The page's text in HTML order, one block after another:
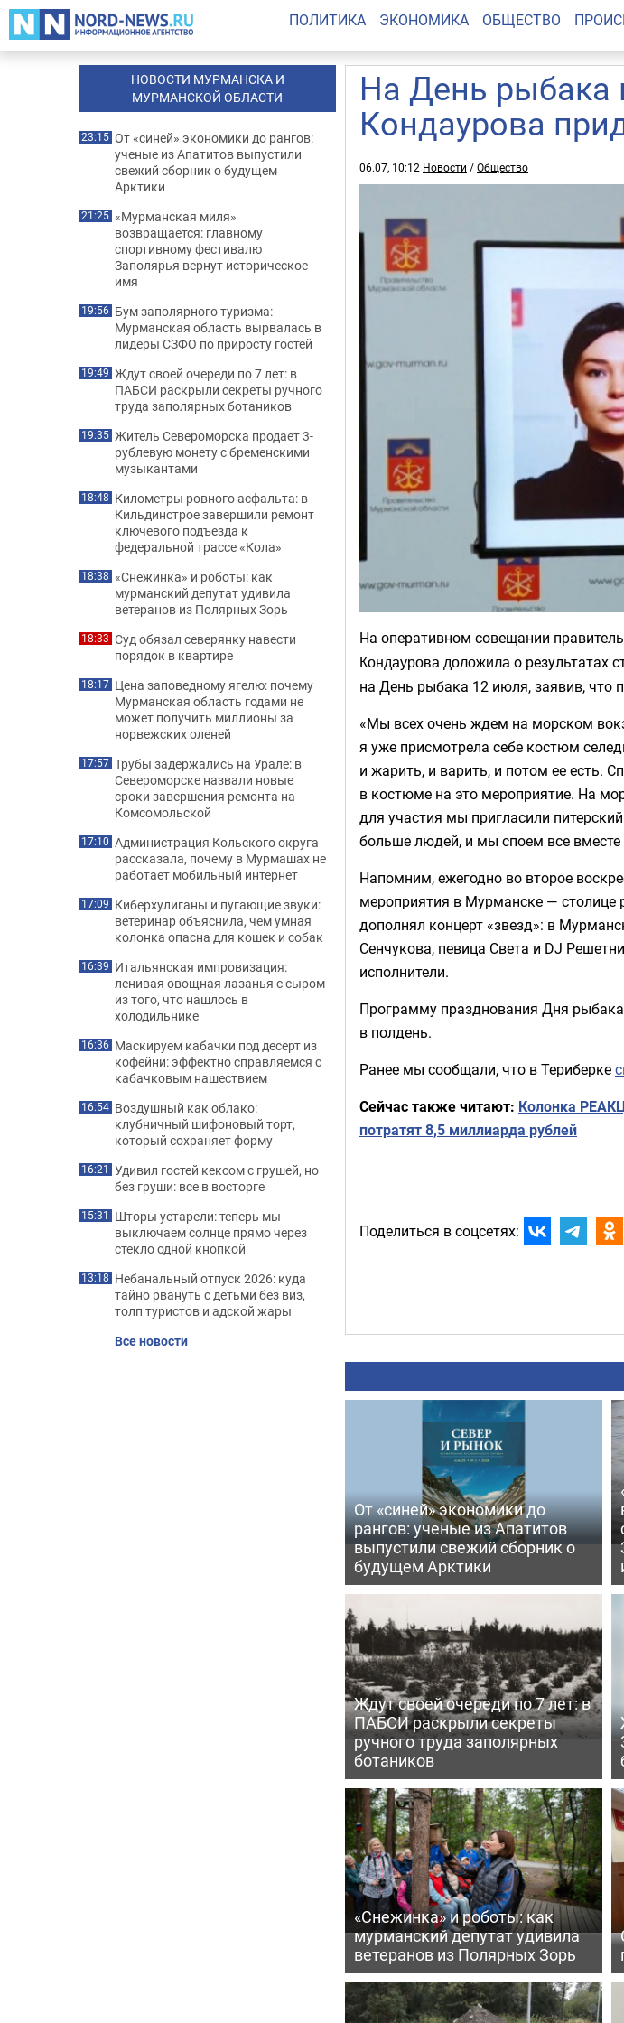
ПОЛИТИКА ЭКОНОМИКА ОБЩЕСТВО
На День рыбака
Кондаурова
06.07, 10:12 Новости /Общество
На оперативном совещании
Кондаурова доложила о результатах
на День рыбака 12 июля, заявив, что
«Мы всех очень ждем на морском
я уже присмотрела себе костюм
и жарить, и варить, и потом ее есть.
в костюме на это мероприятие. На
для участия мы пригласили
больше людей, и мы споем все вместе
Напомним, ежегодно во второе
мероприятия в Мурманске —
дополнял концерт «звезд»: в
Сенчукова, певица Света и DJ
исполнители.
Программу празднования Дня рыбака
в полдень.
Ранее мы сообщали, что в Териберке
Сейчас также читают: Колонка
потратят 8,5 миллиарда рублей
Поделиться в соцсетях:
От «синей» экономики до
рангов: ученые из Апатитов
выпустили свежий сборник о
будущем Арктики
Ждут своей очереди по 7 лет: в
ПАБСИ раскрыли секреты
ручного труда заполярных
ботаников
«Снежинка» и роботы: как
мурманский депутат удивила
ветеранов из Полярных Зорь
НОВОСТИ МУРМАНСКА И
МУРМАНСКОЙ ОБЛАСТИ
23:15 От «синей» экономики до рангов:
ученые из Апатитов выпустили
свежий сборник о будущем
Арктики
21:25 «Мурманская миля»
возвращается: главному
спортивному фестивалю
Заполярья вернут историческое
имя
19:56 Бум заполярного туризма:
Мурманская область вырвалась в
лидеры СЗФО по приросту гостей
19:49 Ждут своей очереди по 7 лет: в
ПАБСИ раскрыли секреты ручного
труда заполярных ботаников
19:35 Житель Североморска продает 3-
рублевую монету с бременскими
музыкантами
18:48 Километры ровного асфальта: в
Кильдинстрое завершили ремонт
ключевого подъезда к
федеральной трассе «Кола»
18:38 «Снежинка» и роботы: как
мурманский депутат удивила
ветеранов из Полярных Зорь
18:33 Суд обязал северянку навести
порядок в квартире
18:17 Цена заповедному ягелю: почему
Мурманская область годами не
может получить миллионы за
норвежских оленей
17:57 Трубы задержались на Урале: в
Североморске назвали новые
сроки завершения ремонта на
Комсомольской
17:10 Администрация Кольского округа
рассказала, почему в Мурмашах не
работает мобильный интернет
17:09 Киберхулиганы и пугающие звуки:
ветеринар объяснила, чем умная
колонка опасна для кошек и собак
16:39 Итальянская импровизация:
ленивая овощная лазанья с сыром
из того, что нашлось в
холодильнике
16:36 Маскируем кабачки под десерт из
кофейни: эффектно справляемся с
кабачковым нашествием
16:54 Воздушный как облако:
клубничный шифоновый торт,
который сохраняет форму
16:21 Удивил гостей кексом с грушей, но
без груши: все в восторге
15:31 Шторы устарели: теперь мы
выключаем солнце прямо через
стекло одной кнопкой
13:18 Небанальный отпуск 2026: куда
тайно рвануть с детьми без виз,
толп туристов и адской жары
Все новости